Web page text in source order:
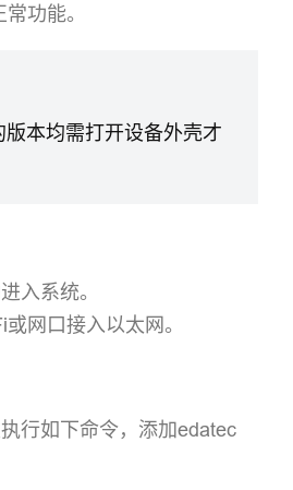
功能。
本均需打开设备外壳才
入系统。
网口接入以太网。
行如下命令，添加edatec